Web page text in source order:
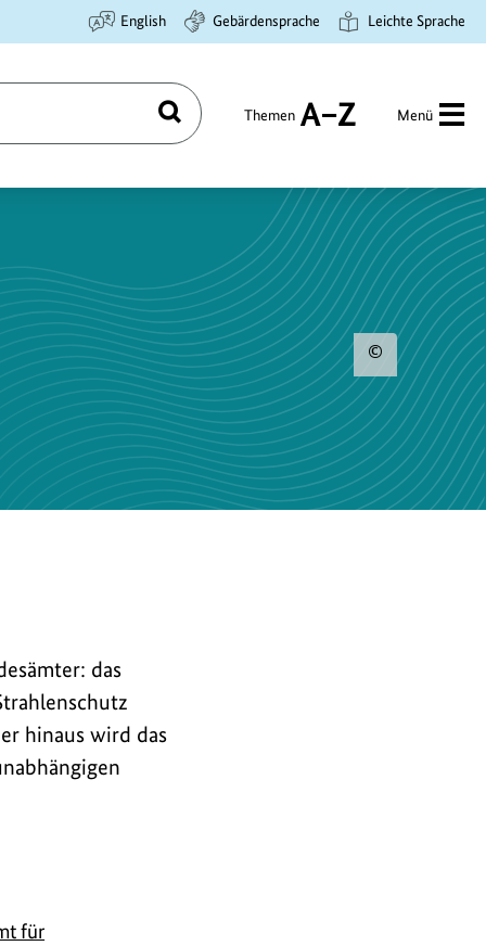
English Gebärdensprache Leichte Sprache
Suchen Themen
A
Menü
zum
Bild
das
hinaus wird das
für